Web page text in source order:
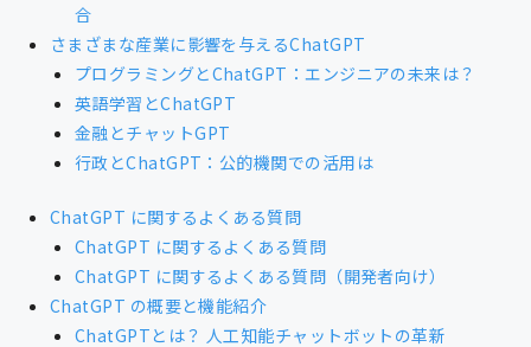
合
さまざまな産業に影響を与えるChatGPT
プログラミングとChatGPT：エンジニアの未来は？
英語学習とChatGPT
金融とチャットGPT
行政とChatGPT：公的機関での活用は
ChatGPT に関するよくある質問
ChatGPT に関するよくある質問
ChatGPT に関するよくある質問（開発者向け）
ChatGPT の概要と機能紹介
ChatGPTとは？ 人工知能チャットボットの革新